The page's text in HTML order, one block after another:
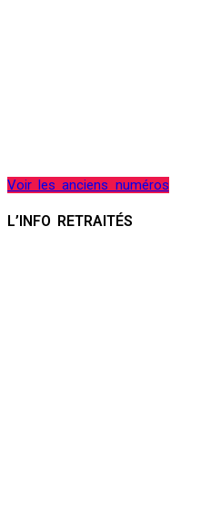
Voir les anciens numéros
L’INFO RETRAITÉS